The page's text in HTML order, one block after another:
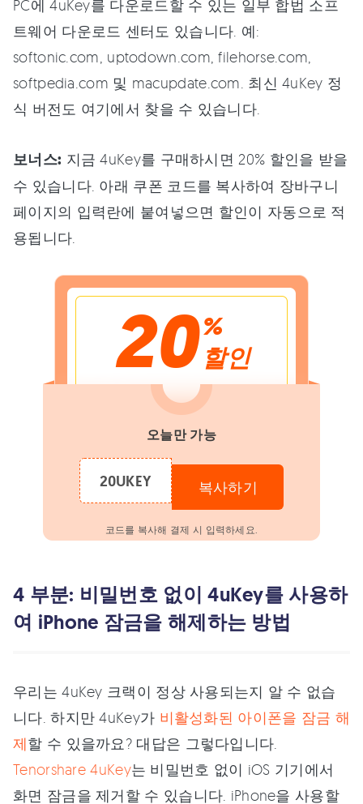
PC에 4uKey를 다운로드할 수 있는 일부 합법 소프
트웨어 다운로드 센터도 있습니다. 예:
softonic.com, uptodown.com, filehorse.com,
softpedia.com 및 macupdate.com. 최신 4uKey 정
식 버전도 여기에서 찾을 수 있습니다.
보너스: 지금 4uKey를 구매하시면 20% 할인을 받을
수 있습니다. 아래 쿠폰 코드를 복사하여 장바구니
페이지의 입력란에 붙여넣으면 할인이 자동으로 적
용됩니다.
20%
할인
오늘만 가능
20UKEY 복사하기
코드를 복사해 결제 시 입력하세요.
4 부분: 비밀번호 없이 4uKey를 사용하
여 iPhone 잠금을 해제하는 방법
우리는 4uKey 크랙이 정상 사용되는지 알 수 없습
니다. 하지만 4uKey가 비활성화된 아이폰을 잠금 해
제할 수 있을까요? 대답은 그렇다입니다.
Tenorshare 4uKey는 비밀번호 없이 iOS 기기에서
화면 잠금을 제거할 수 있습니다. iPhone을 사용할